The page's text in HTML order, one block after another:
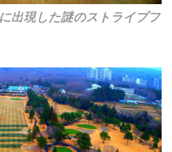
出現した謎のストライプフ